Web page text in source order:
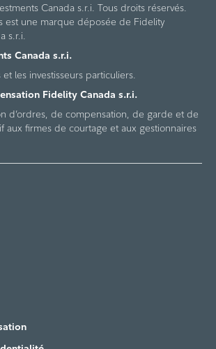
Canada s.r.i. Tous droits réservés.
est une marque déposée de Fidelity
s.r.i.
Canada s.r.i.
les investisseurs particuliers.
Fidelity Canada s.r.i.
d’ordres, de compensation, de garde et de
aux firmes de courtage et aux gestionnaires